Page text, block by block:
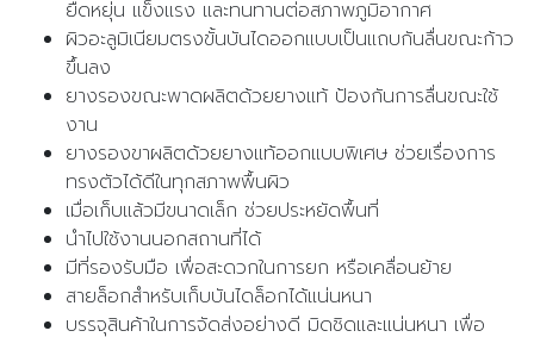
ยืดหยุ่น แข็งแรง และทนทานต่อสภาพภูมิอากาศ
ผิวอะลูมิเนียมตรงขั้นบันไดออกแบบเป็นแถบกันลื่นขณะก้าว
ขึ้นลง
ยางรองขณะพาดผลิตด้วยยางแท้ ป้องกันการลื่นขณะใช้
งาน
ยางรองขาผลิตด้วยยางแท้ออกแบบพิเศษ ช่วยเรื่องการ
ทรงตัวได้ดีในทุกสภาพพื้นผิว
เมื่อเก็บแล้วมีขนาดเล็ก ช่วยประหยัดพื้นที่
นำไปใช้งานนอกสถานที่ได้
มีที่รองรับมือ เพื่อสะดวกในการยก หรือเคลื่อนย้าย
สายล็อกสำหรับเก็บบันไดล็อกได้แน่นหนา
บรรจุสินค้าในการจัดส่งอย่างดี มิดชิดและแน่นหนา เพื่อ